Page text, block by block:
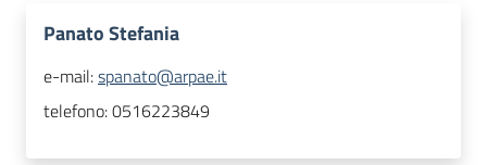
Panato Stefania
e-mail:spanato@arpae.it
telefono:0516223849